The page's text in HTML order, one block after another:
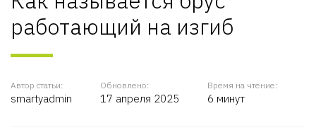
работающий на изгиб
Автор статьи:
smartyadmin
Обновлено:
17 апреля 2025
Время на чтение:
6 минут